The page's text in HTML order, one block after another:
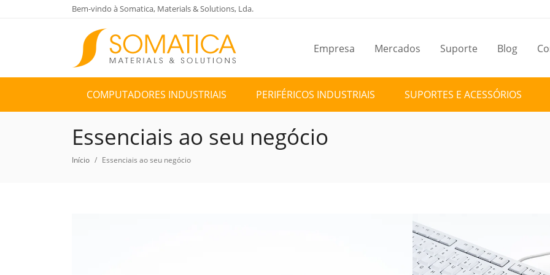
Bem-vindo à Somatica, Materials & Solutions, Lda.
Empresa Mercados Suporte Blog
COMPUTADORES INDUSTRIAIS PERIFÉRICOS INDUSTRIAIS SUPORTES E ACESSÓRIOS
Essenciais ao seu negócio
Início Essenciais ao seu negócio